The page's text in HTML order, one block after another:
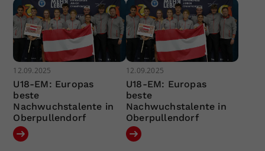
12.09.2025
U18-EM: Europas
beste
Nachwuchstalente in
Oberpullendorf
12.09.2025
U18-EM: Europas
beste
Nachwuchstalente in
Oberpullendorf